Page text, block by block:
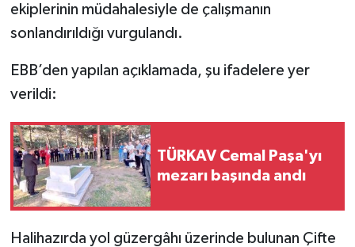
ekiplerinin müdahalesiyle de çalışmanın
sonlandırıldığı vurgulandı.
EBB’den yapılan açıklamada, şu ifadelere yer
verildi:
TÜRKAV Cemal Paşa'yı
mezarı başında andı
Halihazırda yol güzergâhı üzerinde bulunan Çifte